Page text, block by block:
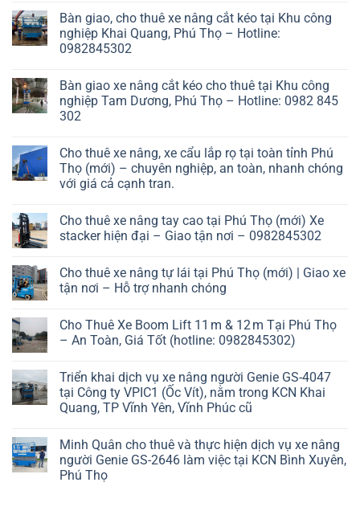
Bàn giao, cho thuê xe nâng cắt kéo tại Khu công
nghiệp Khai Quang, Phú Thọ – Hotline:
0982845302
Bàn giao xe nâng cắt kéo cho thuê tại Khu công
nghiệp Tam Dương, Phú Thọ – Hotline: 0982 845
302
Cho thuê xe nâng, xe cẩu lắp rọ tại toàn tỉnh Phú
Thọ (mới) – chuyên nghiệp, an toàn, nhanh chóng
với giá cả cạnh tran.
Cho thuê xe nâng tay cao tại Phú Thọ (mới) Xe
stacker hiện đại – Giao tận nơi – 0982845302
Cho thuê xe nâng tự lái tại Phú Thọ (mới) | Giao xe
tận nơi – Hỗ trợ nhanh chóng
Cho Thuê Xe Boom Lift 11 m & 12 m Tại Phú Thọ
– An Toàn, Giá Tốt (hotline: 0982845302)
Triển khai dịch vụ xe nâng người Genie GS-4047
tại Công ty VPIC1 (Ốc Vít), nằm trong KCN Khai
Quang, TP Vĩnh Yên, Vĩnh Phúc cũ
Minh Quân cho thuê và thực hiện dịch vụ xe nâng
người Genie GS-2646 làm việc tại KCN Bình Xuyên,
Phú Thọ